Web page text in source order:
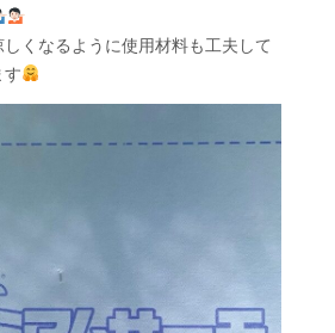
くなるように使用材料も工夫して
す